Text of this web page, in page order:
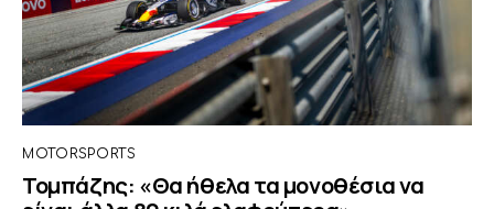
MOTORSPORTS
Τομπάζης: «Θα ήθελα τα μονοθέσια να